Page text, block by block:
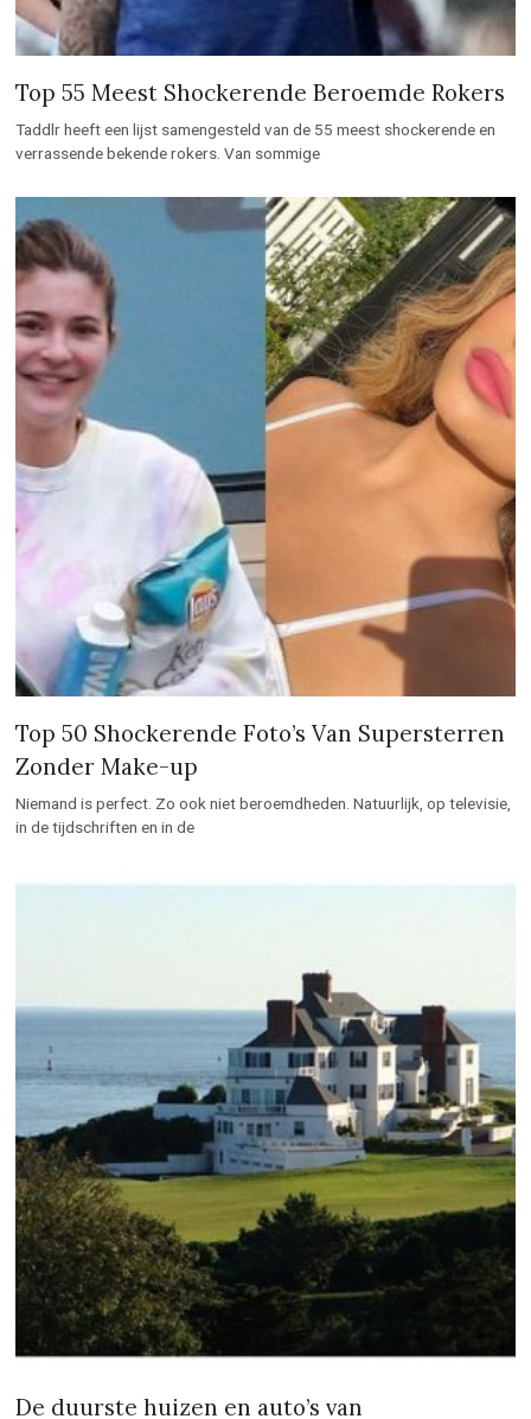
Top 55 Meest Shockerende Beroemde Rokers
Taddlr heeft een lijst samengesteld van de 55 meest shockerende en
verrassende bekende rokers. Van sommige
Top 50 Shockerende Foto’s Van Supersterren
Zonder Make-up
Niemand is perfect. Zo ook niet beroemdheden. Natuurlijk, op televisie,
in de tijdschriften en in de
De duurste huizen en auto’s van